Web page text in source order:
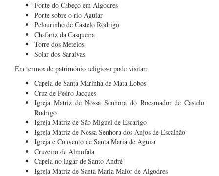
Fonte do Cabeço em Algodres
Ponte sobre o rio Aguiar
Pelourinho de Castelo Rodrigo
Chafariz da Casqueira
Torre dos Metelos
Solar dos Saraivas
Em termos de património religioso pode visitar:
Capela de Santa Marinha de Mata Lobos
Cruz de Pedro Jacques
Igreja Matriz de Nossa Senhora do Rocamador de Castelo
Rodrigo
Igreja Matriz de São Miguel de Escarigo
Igreja Matriz de Nossa Senhora dos Anjos de Escalhão
Igreja e Convento de Santa Maria de Aguiar
Cruzeiro de Almofala
Capela no lugar de Santo André
Igreja Matriz de Santa Maria Maior de Algodres